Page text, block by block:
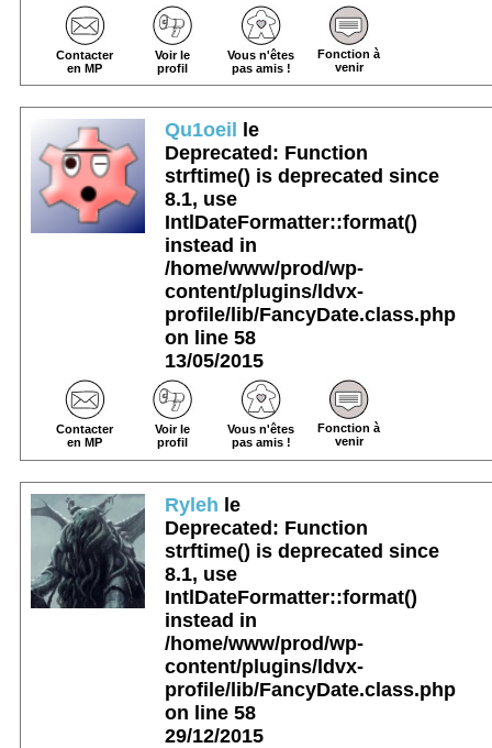
Contacter
en MP
Voir le
profil
Vous n'êtes
pas amis !
Fonction à
venir
Qu1oeil
le
Deprecated : Function
strftime() is deprecated since
8.1, use
IntlDateFormatter::format()
instead in
/home/www/prod/wp-
content/plugins/ldvx-
profile/lib/FancyDate.class.php
on line 58
13/05/2015
Contacter
en MP
Voir le
profil
Vous n'êtes
pas amis !
Fonction à
venir
Ryleh le
Deprecated: Function
strftime() is deprecated since
8.1, use
IntlDateFormatter::format()
instead in
/home/www/prod/wp-
content/plugins/ldvx-
profile/lib/FancyDate.class.php
on line 58
29/12/2015